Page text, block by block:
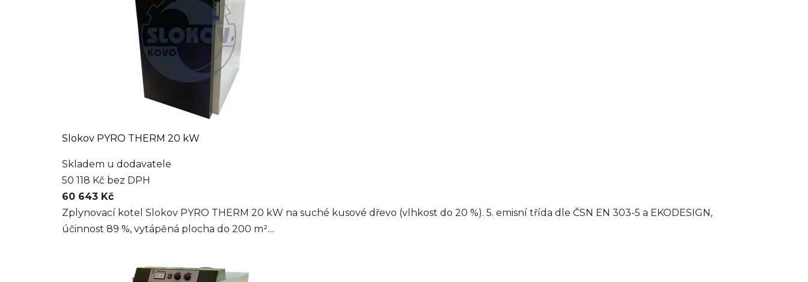
Slokov PYRO THERM 20 kW
Skladem u dodavatele
50 118 Kč bez DPH
60 643 Kč
Zplynovací kotel Slokov PYRO THERM 20 kW na suché kusové dřevo (vlhkost do 20 %). 5. emisní třída dle ČSN EN 303-5 a EKODESIGN,
účinnost 89 %, vytápěná plocha do 200 m²....